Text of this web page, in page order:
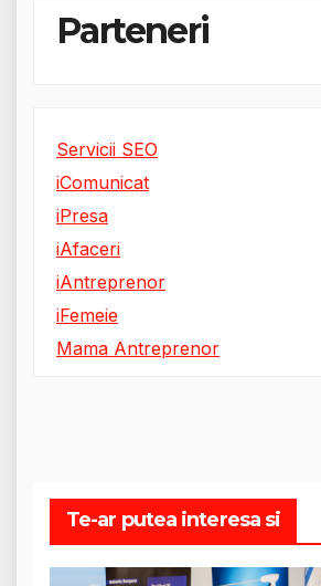
Parteneri
Servicii SEO
iComunicat
iPresa
iAfaceri
iAntreprenor
iFemeie
Mama Antreprenor
Te-ar putea interesa si